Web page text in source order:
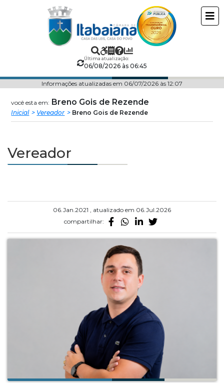
Câmara
Municipal
Itabaiana
Última atualização:
06/08/2026 às 06:45
Informações atualizadas em 06/07/2026 às 12:07
você esta em: Breno Gois de Rezende
Inicial Vereador Breno Gois de Rezende
Vereador
06.Jan.2021 , atualizado em 06.Jul.2026
compartilhar: